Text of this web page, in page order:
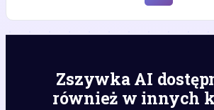
Zszywka AI
również w innych